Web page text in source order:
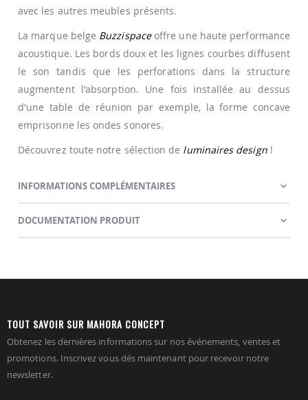
avec les autres meubles présents.
La marque belge Buzzispaceoffre une haute performance
acoustique. Les bords doux et les lignes courbes diffusent
le son tandis que les perforations dans la structure
augmentent l'absorption. Une fois installée au dessus
d'une table de réunion par exemple, la forme concave
emprisonne les ondes sonores.
Découvrez toute notre sélection de luminaires design!
INFORMATIONS COMPLÉMENTAIRES
DOCUMENTATION PRODUIT
TOUT SAVOIR SUR MAHORA CONCEPT
Obtenez les dernières informations sur nos événements, ventes et
promotions. Inscrivez vous dés maintenant pour recevoir notre
newsletter.